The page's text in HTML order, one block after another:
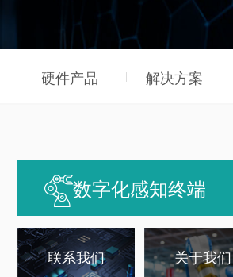
硬件产品 解决方案
数字化感知终端
联系我们 关于我们